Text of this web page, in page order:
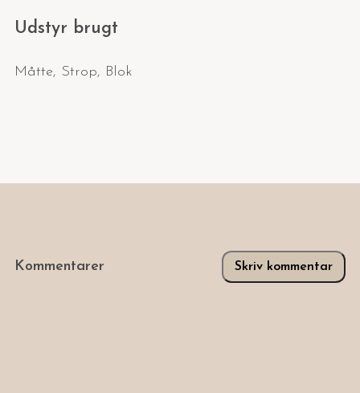
Udstyr brugt
Måtte, Strop, Blok
Kommentarer Skriv kommentar